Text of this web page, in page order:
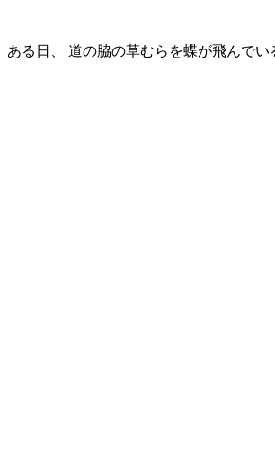
ある日、 道の脇の草むらを蝶が飛んで